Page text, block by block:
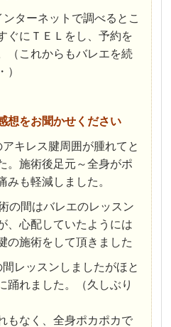
ンターネットで調べるとこ
ぐにＴＥＬをし、予約を
（これからもバレエを続
）
想をお聞かせください
キレス腱周囲が腫れてと
。施術後足元～全身がポ
みも軽減しました。
の間はバレエのレッスン
、心配していたようには
の施術をして頂きました
レッスンしましたがほと
踊れました。（久しぶり
もなく、全身ポカポカで